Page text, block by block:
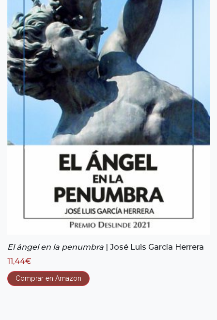
El ángel en la penumbra | José Luis García Herrera
11,44€
Comprar en Amazon